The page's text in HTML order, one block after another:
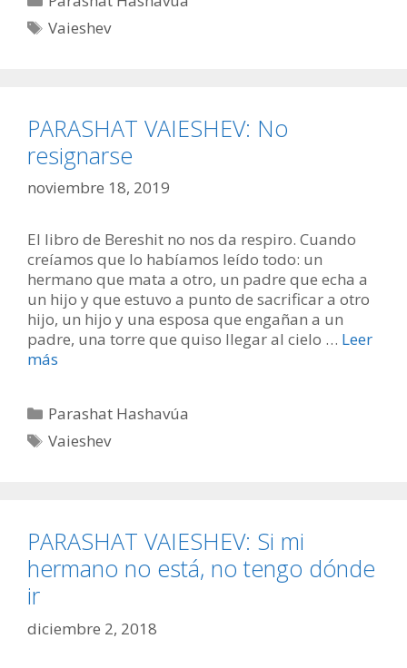
Etiquetas
Vaieshev
PARASHAT VAIESHEV: No
resignarse
noviembre 18, 2019
El libro de Bereshit no nos da respiro. Cuando
creíamos que lo habíamos leído todo: un
hermano que mata a otro, un padre que echa a
un hijo y que estuvo a punto de sacrificar a otro
hijo, un hijo y una esposa que engañan a un
padre, una torre que quiso llegar al cielo … Leer
más
Categorías
Parashat Hashavúa
Etiquetas
Vaieshev
PARASHAT VAIESHEV: Si mi
hermano no está, no tengo dónde
ir
diciembre 2, 2018